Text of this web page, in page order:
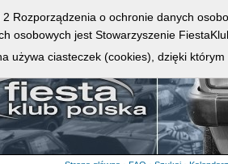
Rozporządzenia o ochronie danych
osobowych jest Stowarzyszenie
używa ciasteczek (cookies), dzięki